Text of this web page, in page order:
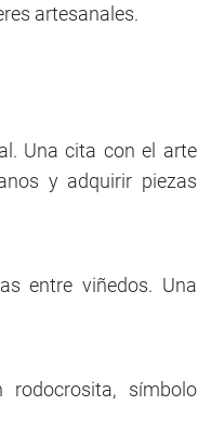
artesanales.
Una cita con el arte
y adquirir piezas
entre viñedos. Una
símbolo